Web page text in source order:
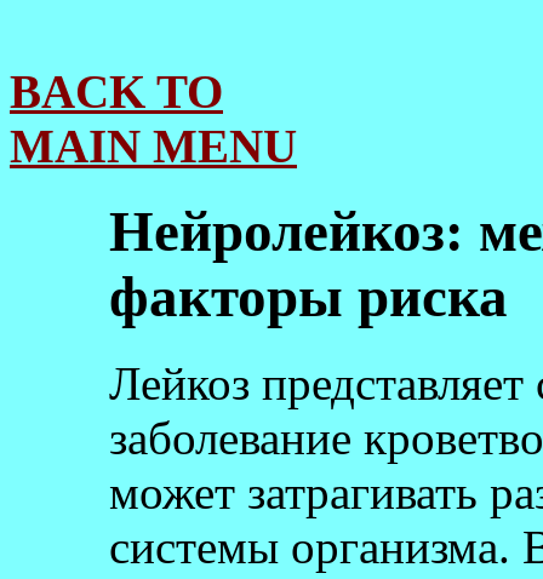
BACK TO
MAIN MENU
Нейролейкоз:
факторы риска
Лейкоз
заболевание
может затрагивать
системы организма.